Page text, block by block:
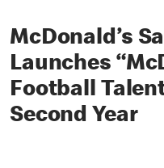
McDonald’s
Launches
Football
Second Year